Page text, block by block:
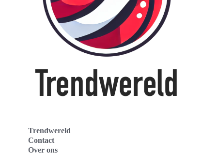
Trendwereld
Contact
Over ons